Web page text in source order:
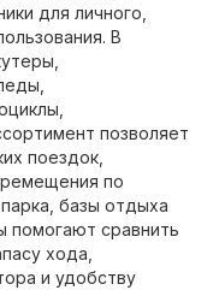
для личного,
В
позволяет
поездок,
по
базы отдыха
помогают сравнить
хода,
и удобству